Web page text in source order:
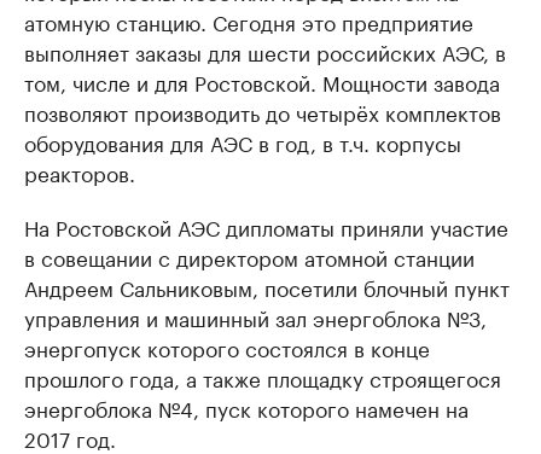
атомную станцию. Сегодня это предприятие
выполняет заказы для шести российских АЭС, в
том, числе и для Ростовской. Мощности завода
позволяют производить до четырёх комплектов
оборудования для АЭС в год, в т.ч. корпусы
реакторов.
На Ростовской АЭС дипломаты приняли участие
в совещании с директором атомной станции
Андреем Сальниковым, посетили блочный пункт
управления и машинный зал энергоблока №3,
энергопуск которого состоялся в конце
прошлого года, а также площадку строящегося
энергоблока №4, пуск которого намечен на
2017 год.